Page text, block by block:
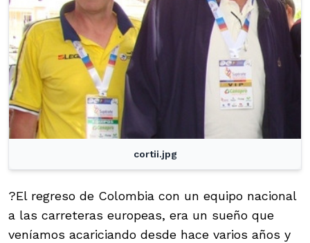
cortii.jpg
?El regreso de Colombia con un equipo nacional
a las carreteras europeas, era un sueño que
veníamos acariciando desde hace varios años y